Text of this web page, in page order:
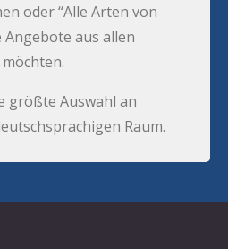
oder “Alle Arten von
Angebote aus allen
größte Auswahl an
Raum.